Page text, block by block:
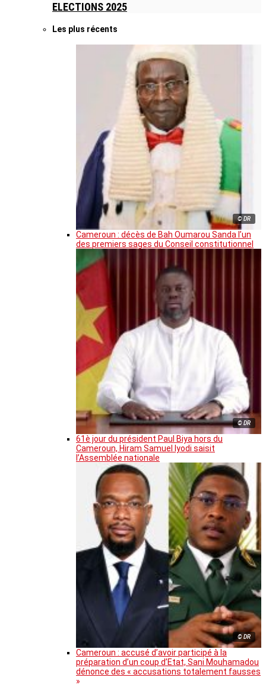
ELECTIONS 2025
Les plus récents
© DR
Cameroun : décès de Bah Oumarou Sanda l’un
des premiers sages du Conseil constitutionnel
© DR
61è jour du président Paul Biya hors du
Cameroun, Hiram Samuel Iyodi saisit
l’Assemblée nationale
© DR
Cameroun : accusé d’avoir participé à la
préparation d’un coup d’Etat, Sani Mouhamadou
dénonce des « accusations totalement fausses
»